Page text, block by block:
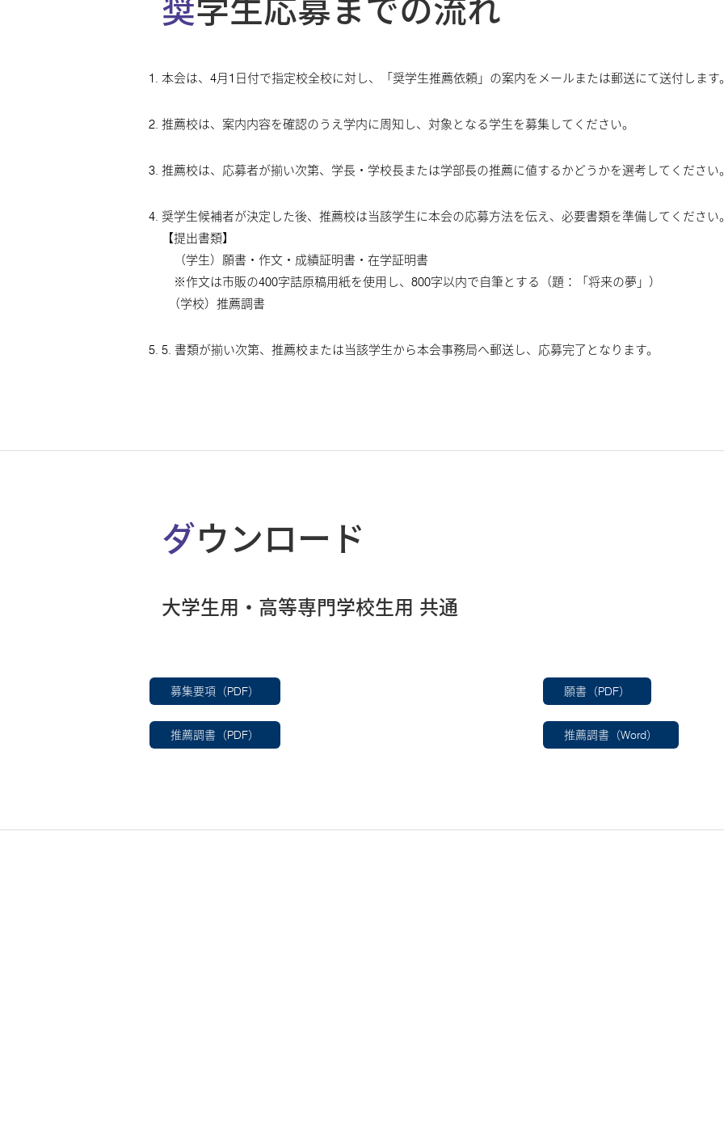
奨学生応募までの流れ
本会は、4月1日付で指定校全校に対し、「奨学生推薦依頼」の案内をメールまたは郵送にて送付します。
推薦校は、案内内容を確認のうえ学内に周知し、対象となる学生を募集してください。
推薦校は、応募者が揃い次第、学長・学校長または学部長の推薦に値するかどうかを選考してください。
奨学生候補者が決定した後、推薦校は当該学生に本会の応募方法を伝え、必要書類を準備してください。
【提出書類】
（学生）願書・作文・成績証明書・在学証明書
※作文は市販の400字詰原稿用紙を使用し、800字以内で自筆とする（題：「将来の夢」）
（学校）推薦調書
5. 書類が揃い次第、推薦校または当該学生から本会事務局へ郵送し、応募完了となります。
ダウンロード
大学生用・高等専門学校生用 共通
募集要項（PDF） 願書（PDF）
推薦調書（PDF） 推薦調書（Word）